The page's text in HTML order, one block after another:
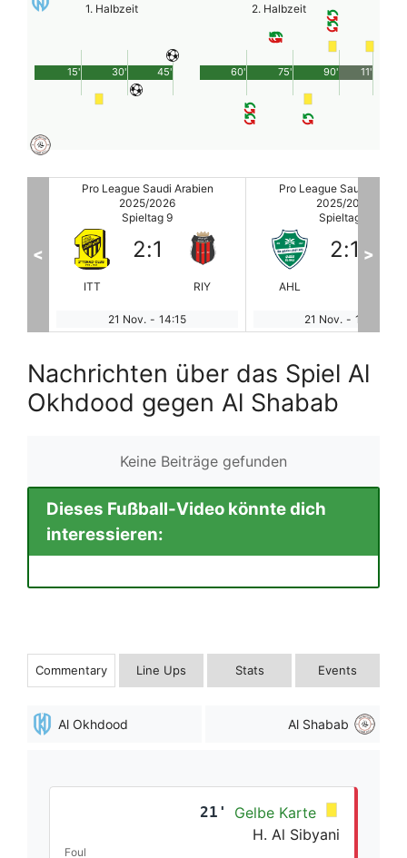
1. Halbzeit
45'
15' 30'
2. Halbzeit
90'
60' 75' 11'
Pro League Saudi Arabien
2025/2026
Spieltag 9
AHL
2:1
Al-Qadisiyah
21 Nov. - 16:30
Pro League Saudi
2025/2026
Spieltag 9
Damac
0:0
22 Nov. - 12:40
< >
Nachrichten über das Spiel Al
Okhdood gegen Al Shabab
Keine Beiträge gefunden
Dieses Fußball-Video könnte dich
interessieren:
Commentary Line Ups Stats Events
Al Okhdood Al Shabab
21'
Gelbe Karte
H. Al Sibyani
Foul